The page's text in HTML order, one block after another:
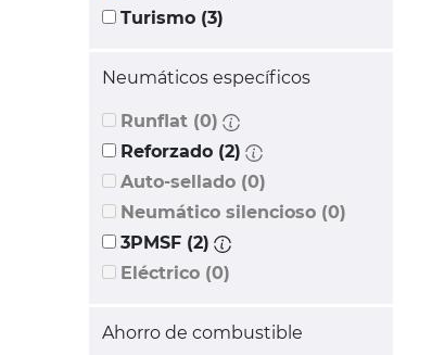
Turismo (3)
Neumáticos específicos
Runflat (0)
Reforzado (2)
Auto-sellado (0)
Neumático silencioso (0)
3PMSF (2)
Eléctrico (0)
Ahorro de combustible